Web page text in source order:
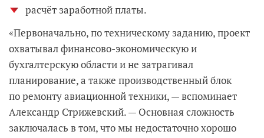
расчёт заработной платы.
«Первоначально, по техническому заданию, проект
охватывал финансово-экономическую и
бухгалтерскую области и не затрагивал
планирование, а также производственный блок
по ремонту авиационной техники, — вспоминает
Александр Стрижевский. — Основная сложность
заключалась в том, что мы недостаточно хорошо